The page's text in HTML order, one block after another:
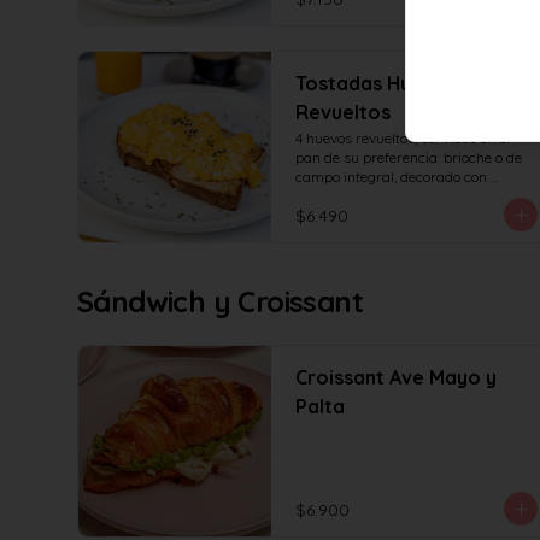
Tostadas Huevos
Revueltos
4 huevos revueltos, servidos en el
pan de su preferencia: brioche o de
campo integral, decorado con
$6.490
Sándwich y Croissant
Croissant Ave Mayo y
Palta
$6.900